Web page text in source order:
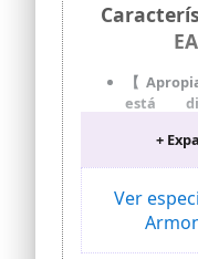
【
está
sistema
blues,
Alta
de
+
Ver